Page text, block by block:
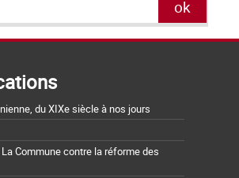
du XIXe siècle à nos jours
Commune contre la réforme des